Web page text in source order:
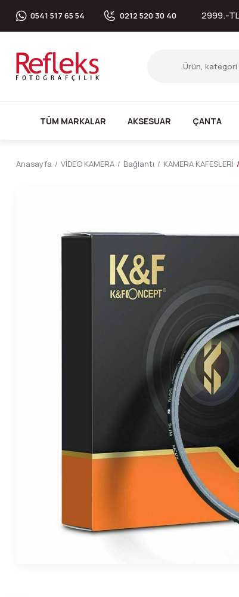
0541 517 65 54 0212 520 30 40 2999.-
TÜM MARKALAR AKSESUAR ÇANTA
Anasayfa VİDEO KAMERA Bağlantı KAMERA KAFESLERİ